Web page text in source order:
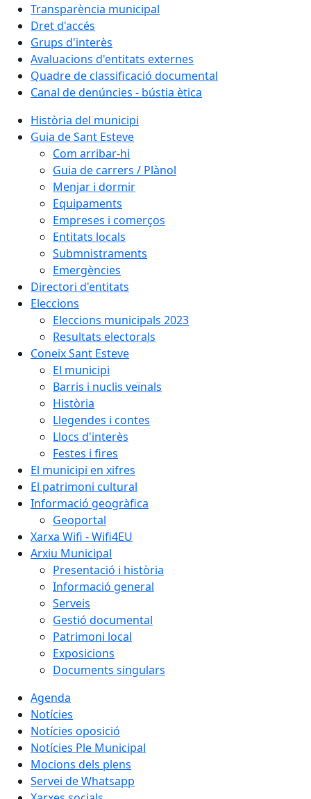
Transparència municipal
Dret d'accés
Grups d'interès
Avaluacions d'entitats externes
Quadre de classificació documental
Canal de denúncies - bústia ètica
Història del municipi
Guia de Sant Esteve
Com arribar-hi
Guia de carrers / Plànol
Menjar i dormir
Equipaments
Empreses i comerços
Entitats locals
Submnistraments
Emergències
Directori d'entitats
Eleccions
Eleccions municipals 2023
Resultats electorals
Coneix Sant Esteve
El municipi
Barris i nuclis veïnals
Història
Llegendes i contes
Llocs d'interès
Festes i fires
El municipi en xifres
El patrimoni cultural
Informació geogràfica
Geoportal
Xarxa Wifi - Wifi4EU
Arxiu Municipal
Presentació i història
Informació general
Serveis
Gestió documental
Patrimoni local
Exposicions
Documents singulars
Agenda
Notícies
Notícies oposició
Notícies Ple Municipal
Mocions dels plens
Servei de Whatsapp